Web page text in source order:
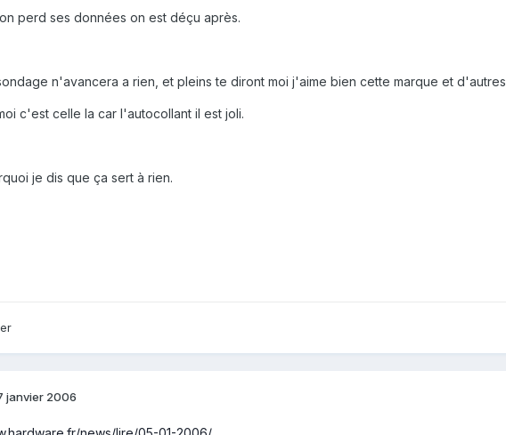
perd ses données on est déçu après.
n'avancera a rien, et pleins te diront moi j'aime bien cette marque et d'autres
c'est celle la car l'autocollant il est joli.
je dis que ça sert à rien.
janvier 2006